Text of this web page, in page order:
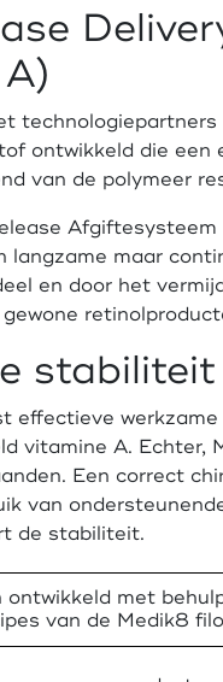
ontwikkeld die een
van de polymeer
langzame maar
en door het
stabiliteit
effectieve
vitamine A. Echter,
Een correct
van
de stabiliteit.
ontwikkeld met
van de Medik8